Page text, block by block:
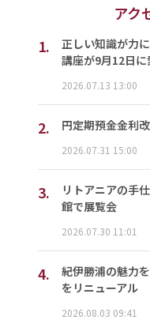
アク
1.
正しい知識が力
講座が9月12日
2026.07.13 13:00
2. 円定期預金金利
2026.07.31 15:00
3.
リトアニアの手
館で展覧会
2026.07.30 11:01
4.
紀伊勝浦の魅力
をリニューアル
2026.08.03 09:41